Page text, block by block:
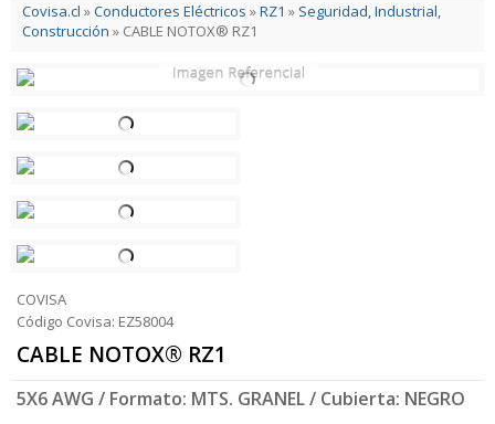
Covisa.cl »Conductores Eléctricos »RZ1 » Seguridad, Industrial,
Construcción » CABLE NOTOX® RZ1
COVISA
Código Covisa: EZ58004
CABLE NOTOX® RZ1
5X6 AWG / Formato: MTS. GRANEL / Cubierta: NEGRO